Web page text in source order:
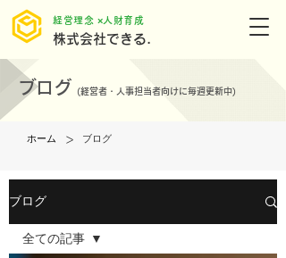
株式会社できる.
​経営理念 ×人財育成
ブログ (経営者・人事担当者向けに毎週更新中)
ホーム > ブログ
ブログ
全ての記事